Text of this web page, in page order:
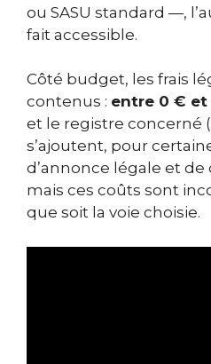
ou SASU standard —,
fait accessible.
Côté budget, les frais
contenus : entre 0 € et
et le registre concerné
s’ajoutent, pour
d’annonce légale et
mais ces coûts sont
que soit la voie choisie.